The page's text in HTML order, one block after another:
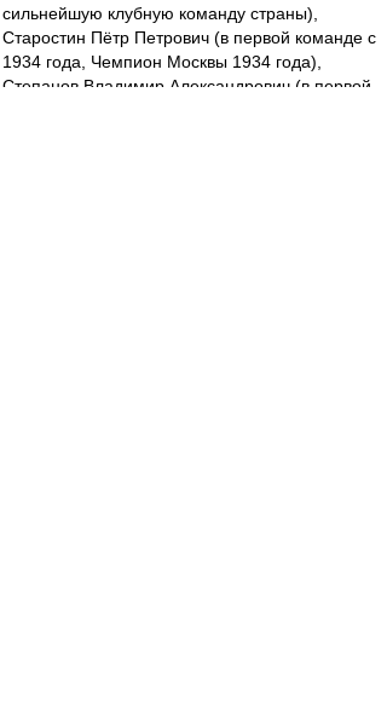
сильнейшую клубную команду страны),
Старостин Пётр Петрович (в первой команде с
1934 года, Чемпион Москвы 1934 года),
Степанов Владимир Александрович (в первой